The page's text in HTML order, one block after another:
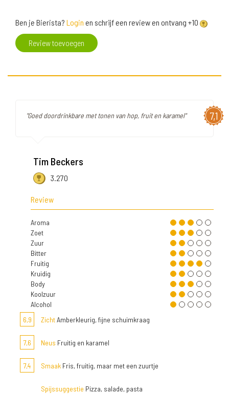
Ben je Bierista? Login en schrijf een review en ontvang +10
Review toevoegen
7,1
"Goed doordrinkbare met tonen van hop, fruit en karamel"
Tim Beckers
3.270
Review
Aroma
Zoet
Zuur
Bitter
Fruitig
Kruidig
Body
Koolzuur
Alcohol
6,9
ZichtAmberkleurig, fijne schuimkraag
7,6 Neus Fruitig en karamel
7,4 Smaak Fris, fruitig, maar met een zuurtje
Spijssuggestie Pizza, salade, pasta